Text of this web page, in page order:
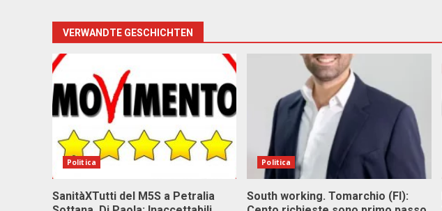
VERWANDTE GESCHICHTEN
Politica
SanitàXTutti del M5S a Petralia
Politica
South working. Tomarchio (FI):